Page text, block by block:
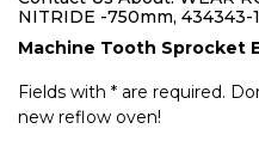
NITRIDE -750mm, 434343-
Machine Tooth Sprocket
Fields with * are required.
new reflow oven!